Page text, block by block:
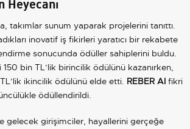
takımlar sunum yaparak projelerini tanıttı.
inovatif iş fikirleri yaratıcı bir rekabete
sonucunda ödüller sahiplerini buldu.
150 bin TL’lik birincilik ödülünü kazanırken,
ikincilik ödülünü elde etti. REBER AI fikri
ödüllendirildi.
gelecek girişimciler, hayallerini gerçeğe